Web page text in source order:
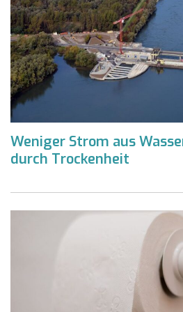
Weniger Strom aus
durch Trockenheit